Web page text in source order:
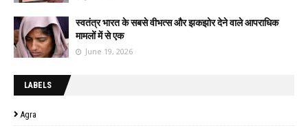
स्वतंत्र भारत के सबसे वीभत्स और झकझोर देने वाले आपराधिक
मामलों में से एक
June 19, 2026
LABELS
Agra